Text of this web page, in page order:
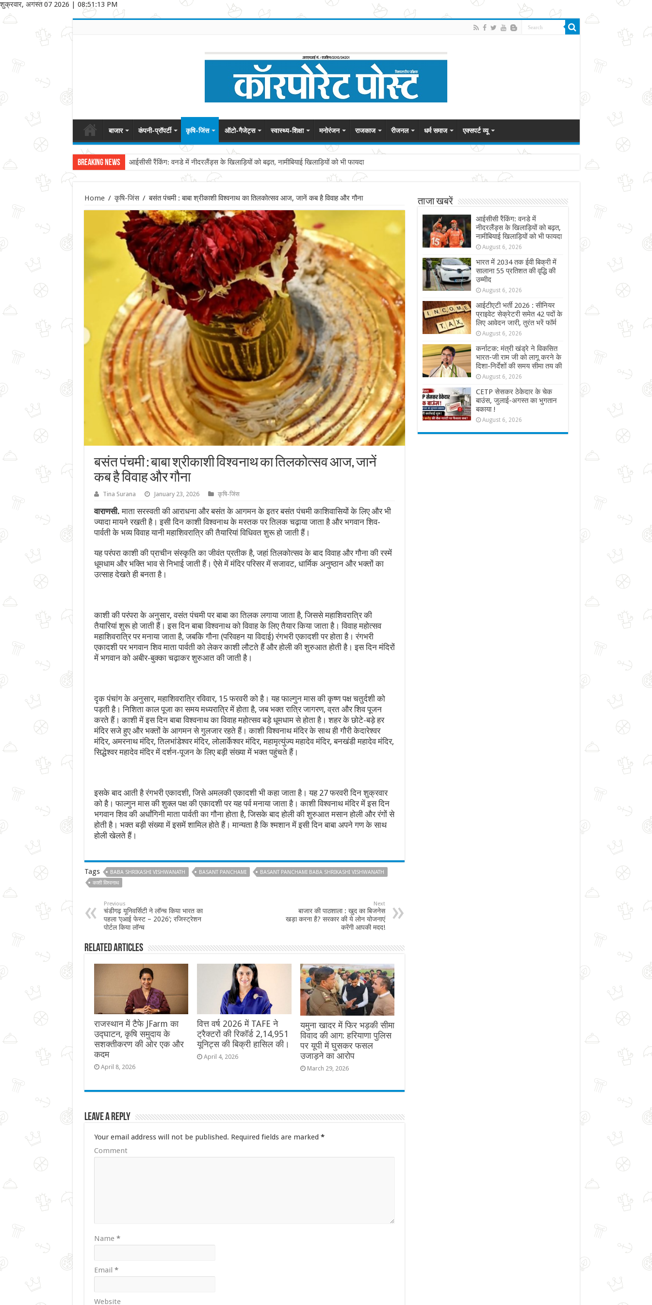
शुक्रवार, अगस्त 07 2026 | 08:51:13 PM
बाजार कंपनी-प्रॉपर्टी कृषि-जिंस ऑटो-गैजेट्स स्वास्थ्य-शिक्षा मनोरंजन राजकाज रीजनल धर्म समाज एक्सपर्ट व्यू
Breaking News आईसीसी रैंकिंग: वनडे में नीदरलैंड्स के खिलाड़ियों को बढ़त, नामीबियाई खिलाड़ियों को भी फायदा
Home / कृषि-जिंस / बसंत पंचमी : बाबा श्रीकाशी विश्वनाथ का तिलकोत्सव आज, जानें कब है विवाह और गौना
बसंत पंचमी : बाबा श्रीकाशी विश्वनाथ का तिलकोत्सव आज, जानें
कब है विवाह और गौना
Tina Surana January 23, 2026 कृषि-जिंस
वाराणसी. माता सरस्वती की आराधना और बसंत के आगमन के इतर बसंत पंचमी काशिवासियों के लिए और भी
ज्यादा मायने रखती है। इसी दिन काशी विश्वनाथ के मस्तक पर तिलक चढ़ाया जाता है और भगवान शिव-
पार्वती के भव्य विवाह यानी महाशिवरात्रि की तैयारियां विधिवत शुरू हो जाती हैं।
यह परंपरा काशी की प्राचीन संस्कृति का जीवंत प्रतीक है, जहां तिलकोत्सव के बाद विवाह और गौना की रस्में
धूमधाम और भक्ति भाव से निभाई जाती हैं। ऐसे में मंदिर परिसर में सजावट, धार्मिक अनुष्ठान और भक्तों का
उत्साह देखते ही बनता है।
काशी की परंपरा के अनुसार, वसंत पंचमी पर बाबा का तिलक लगाया जाता है, जिससे महाशिवरात्रि की
तैयारियां शुरू हो जाती हैं। इस दिन बाबा विश्वनाथ को विवाह के लिए तैयार किया जाता है। विवाह महोत्सव
महाशिवरात्रि पर मनाया जाता है, जबकि गौना (परिवहन या विदाई) रंगभरी एकादशी पर होता है। रंगभरी
एकादशी पर भगवान शिव माता पार्वती को लेकर काशी लौटते हैं और होली की शुरुआत होती है। इस दिन मंदिरों
में भगवान को अबीर-बुक्का चढ़ाकर शुरुआत की जाती है।
दृक पंचांग के अनुसार, महाशिवरात्रि रविवार, 15 फरवरी को है। यह फाल्गुन मास की कृष्ण पक्ष चतुर्दशी को
पड़ती है। निशिता काल पूजा का समय मध्यरात्रि में होता है, जब भक्त रात्रि जागरण, व्रत और शिव पूजन
करते हैं। काशी में इस दिन बाबा विश्वनाथ का विवाह महोत्सव बड़े धूमधाम से होता है। शहर के छोटे-बड़े हर
मंदिर सजे हुए और भक्तों के आगमन से गुलजार रहते हैं। काशी विश्वनाथ मंदिर के साथ ही गौरी केदारेश्वर
मंदिर, अमरनाथ मंदिर, तिलभांडेश्वर मंदिर, लोलार्केश्वर मंदिर, महामृत्युंज्य महादेव मंदिर, बनखंडी महादेव मंदिर,
सिद्धेश्वर महादेव मंदिर में दर्शन-पूजन के लिए बड़ी संख्या में भक्त पहुंचते हैं।
इसके बाद आती है रंगभरी एकादशी, जिसे अमलकी एकादशी भी कहा जाता है। यह 27 फरवरी दिन शुक्रवार
को है। फाल्गुन मास की शुक्ल पक्ष की एकादशी पर यह पर्व मनाया जाता है। काशी विश्वनाथ मंदिर में इस दिन
भगवान शिव की अर्धांगिनी माता पार्वती का गौना होता है, जिसके बाद होली की शुरुआत मसान होली और रंगों से
होती है। भक्त बड़ी संख्या में इसमें शामिल होते हैं। मान्यता है कि श्मशान में इसी दिन बाबा अपने गण के साथ
होली खेलते हैं।
Tags BABA SHRIKASHI VISHWANATH BASANT PANCHAMI
BASANT PANCHAMI BABA SHRIKASHI VISHWANATH
काशी विश्वनाथ
Previous
चंडीगढ़ यूनिवर्सिटी ने लॉन्च किया भारत का
पहला ‘एआई फेस्ट – 2026’; रजिस्ट्रेशन
पोर्टल किया लॉन्च
Next
बाजार की पाठशाला : खुद का बिजनेस
खड़ा करना है? सरकार की ये लोन योजनाएं
करेंगी आपकी मदद!
Related Articles
राजस्थान में टैफे JFarm का
उद्घाटन, कृषि समुदाय के
सशक्तीकरण की ओर एक और
कदम
April 8, 2026
वित्त वर्ष 2026 में TAFE ने
ट्रैक्टरों की रिकॉर्ड 2,14,951
यूनिट्स की बिक्री हासिल की।
April 4, 2026
यमुना खादर में फिर भड़की सीमा
विवाद की आग: हरियाणा पुलिस
पर यूपी में घुसकर फसल
उजाड़ने का आरोप
March 29, 2026
Leave a Reply
Your email address will not be published. Required fields are marked *
Comment
Name *
Email *
Website
ताजा खबरें
आईसीसी रैंकिंग: वनडे में
नीदरलैंड्स के खिलाड़ियों को बढ़त,
नामीबियाई खिलाड़ियों को भी फायदा
August 6, 2026
भारत में 2034 तक ईवी बिक्री में
सालाना 55 प्रतिशत की वृद्धि की
उम्मीद
August 6, 2026
आईटीएटी भर्ती 2026 : सीनियर
प्राइवेट सेक्रेटरी समेत 42 पदों के
लिए आवेदन जारी, तुरंत भरें फॉर्म
August 6, 2026
कर्नाटक: मंत्री खंड्रे ने विकसित
भारत-जी राम जी को लागू करने के
दिशा-निर्देशों की समय सीमा तय की
August 6, 2026
CETP सेसकर ठेकेदार के चेक
बाउंस, जुलाई-अगस्त का भुगतान
बकाया !
August 6, 2026